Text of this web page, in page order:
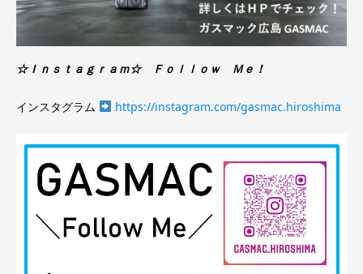
☆Ｉｎｓｔａｇｒａｍ☆ Ｆｏｌｌｏｗ Ｍｅ！
インスタグラム https://instagram.com/gasmac.hiroshima